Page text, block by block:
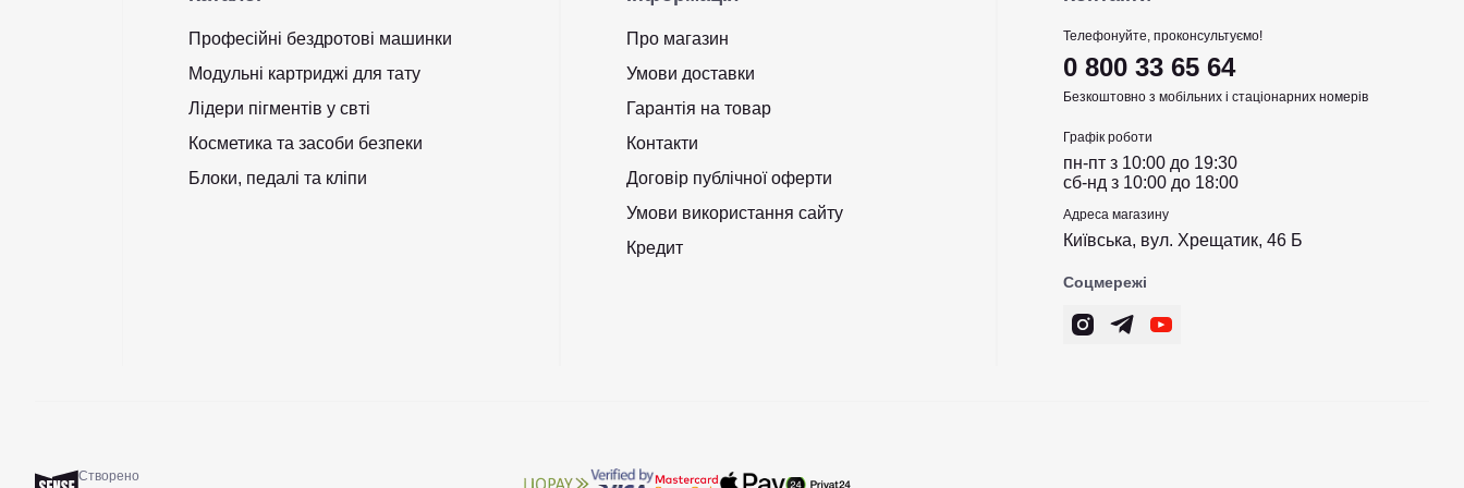
Професійні бездротові машинки
Модульні картриджі для тату
Лідери пігментів у свті
Косметика та засоби безпеки
Блоки, педалі та кліпи
Про магазин
Умови доставки
Гарантія на товар
Контакти
Договір публічної оферти
Умови використання сайту
Кредит
Телефонуйте, проконсультуємо!
0 800 33 65 64
Безкоштовно з мобільних і стаціонарних номерів
Графік роботи
пн-пт з 10:00 до 19:30
сб-нд з 10:00 до 18:00
Адреса магазину
Київська, вул. Хрещатик, 46 Б
Соцмережі
Створено